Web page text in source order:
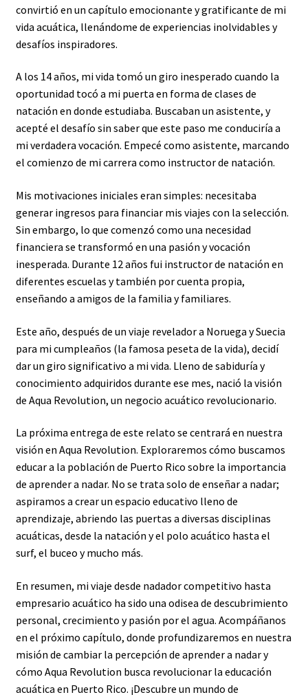
convirtió en un capítulo emocionante y gratificante de mi
vida acuática, llenándome de experiencias inolvidables y
desafíos inspiradores.
A los 14 años, mi vida tomó un giro inesperado cuando la
oportunidad tocó a mi puerta en forma de clases de
natación en donde estudiaba. Buscaban un asistente, y
acepté el desafío sin saber que este paso me conduciría a
mi verdadera vocación. Empecé como asistente, marcando
el comienzo de mi carrera como instructor de natación.
Mis motivaciones iniciales eran simples: necesitaba
generar ingresos para financiar mis viajes con la selección.
Sin embargo, lo que comenzó como una necesidad
financiera se transformó en una pasión y vocación
inesperada. Durante 12 años fui instructor de natación en
diferentes escuelas y también por cuenta propia,
enseñando a amigos de la familia y familiares.
Este año, después de un viaje revelador a Noruega y Suecia
para mi cumpleaños (la famosa peseta de la vida), decidí
dar un giro significativo a mi vida. Lleno de sabiduría y
conocimiento adquiridos durante ese mes, nació la visión
de Aqua Revolution, un negocio acuático revolucionario.
La próxima entrega de este relato se centrará en nuestra
visión en Aqua Revolution. Exploraremos cómo buscamos
educar a la población de Puerto Rico sobre la importancia
de aprender a nadar. No se trata solo de enseñar a nadar;
aspiramos a crear un espacio educativo lleno de
aprendizaje, abriendo las puertas a diversas disciplinas
acuáticas, desde la natación y el polo acuático hasta el
surf, el buceo y mucho más.
En resumen, mi viaje desde nadador competitivo hasta
empresario acuático ha sido una odisea de descubrimiento
personal, crecimiento y pasión por el agua. Acompáñanos
en el próximo capítulo, donde profundizaremos en nuestra
misión de cambiar la percepción de aprender a nadar y
cómo Aqua Revolution busca revolucionar la educación
acuática en Puerto Rico. ¡Descubre un mundo de